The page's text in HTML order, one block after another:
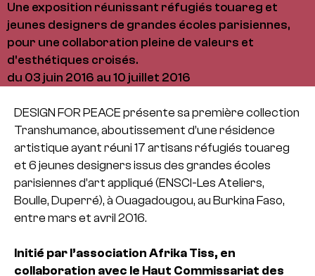
Une exposition réunissant réfugiés touareg et
jeunes designers de grandes écoles parisiennes,
pour une collaboration pleine de valeurs et
d'esthétiques croisés.
du 03 juin 2016 au 10 juillet 2016
DESIGN FOR PEACE présente sa première collection
Transhumance, aboutissement d’une résidence
artistique ayant réuni 17 artisans réfugiés touareg
et 6 jeunes designers issus des grandes écoles
parisiennes d’art appliqué (ENSCI-Les Ateliers,
Boulle, Duperré), à Ouagadougou, au Burkina Faso,
entre mars et avril 2016.
Initié par l’association Afrika Tiss, en
collaboration avec le Haut Commissariat des